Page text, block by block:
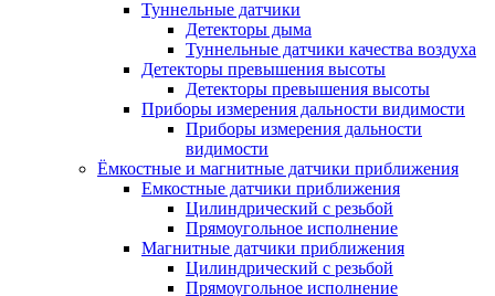
Туннельные датчики
Детекторы дыма
Туннельные датчики качества воздуха
Детекторы превышения высоты
Детекторы превышения высоты
Приборы измерения дальности видимости
Приборы измерения дальности
видимости
Ёмкостные и магнитные датчики приближения
Емкостные датчики приближения
Цилиндрический с резьбой
Прямоугольное исполнение
Магнитные датчики приближения
Цилиндрический с резьбой
Прямоугольное исполнение